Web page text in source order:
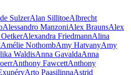
SulzerAlan SillitoeAlbrecht
Alessandro ManzoniAlex BraunsAlex
Alexandra FriedmannAlina
Amélie NothombAmy HatvanyAmy
WaldisAnna GavaldaAnna
Anthony FawcettAnthony
Arto PaasilinnaAstrid